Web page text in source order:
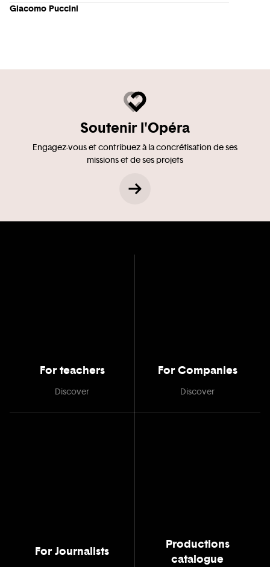
Giacomo Puccini
Soutenir l'Opéra
Engagez-vous et contribuez à la concrétisation de ses
missions et de ses projets
For teachers
Discover
For Companies
Discover
For Journalists
Productions
catalogue